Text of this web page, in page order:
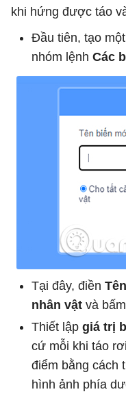
khi hứng được táo
Đầu tiên, tạo
nhóm lệnh Các
Tại đây, điền
nhân vật và bấm
Thiết lập giá trị
cứ mỗi khi táo
điểm bằng cách
hình ảnh phía